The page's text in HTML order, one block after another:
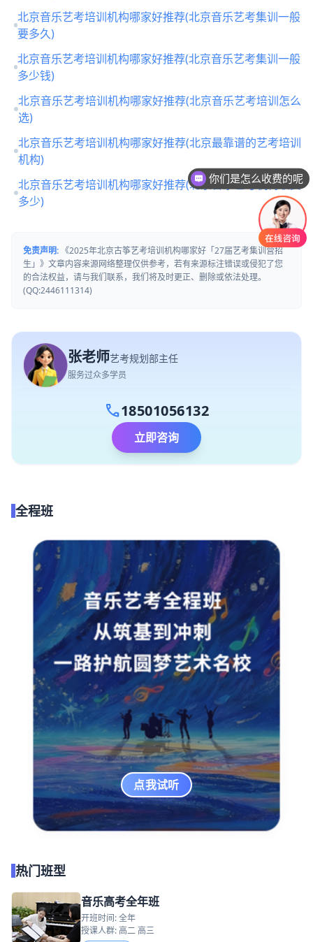
北京音乐艺考培训机构哪家好推荐(北京音乐艺考集训一般
要多久)
北京音乐艺考培训机构哪家好推荐(北京音乐艺考集训一般
多少钱)
北京音乐艺考培训机构哪家好推荐(北京音乐艺考培训怎么
选)
北京音乐艺考培训机构哪家好推荐(北京最靠谱的艺考培训
机构)
北京音乐艺考培训机构哪家好推荐(北京音乐艺考机构收费
多少)
免责声明: 《2025年北京古筝艺考培训机构哪家好「27届艺考集训营招
生」》文章内容来源网络整理仅供参考，若有来源标注错误或侵犯了您
的合法权益，请与我们联系，我们将及时更正、删除或依法处理。
(QQ:2446111314)
张老师艺考规划部主任
服务过众多学员
call18501056132
立即咨询
全程班
点我试听
热门班型
音乐高考全年班
开班时间: 全年
授课人群: 高二 高三
你们是怎么收费的呢